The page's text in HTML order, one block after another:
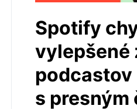
Spotify
vylepšené
podcastov
s presným